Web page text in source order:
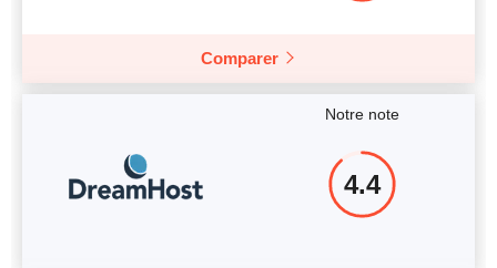
Comparer
Notre note
4.4